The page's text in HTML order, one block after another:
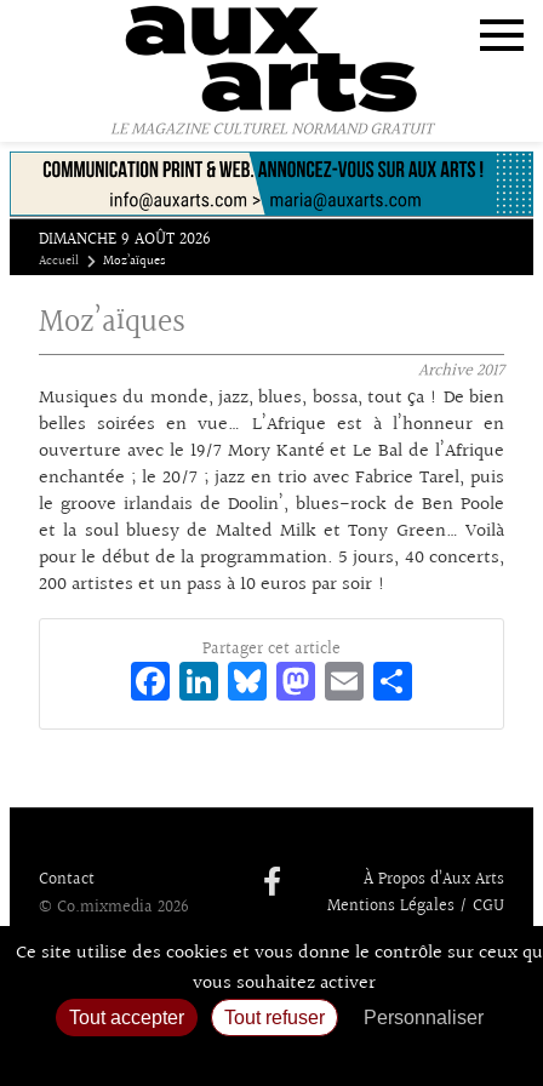
LE MAGAZINE CULTUREL NORMAND GRATUIT
DIMANCHE 9 AOÛT 2026
Accueil Moz’aïques
Moz’aïques
Archive2017
Musiques du monde, jazz, blues, bossa, tout ça ! De bien
belles soirées en vue… L’Afrique est à l’honneur en
ouverture avec le 19/7 Mory Kanté et Le Bal de l’Afrique
enchantée ; le 20/7 ; jazz en trio avec Fabrice Tarel, puis
le groove irlandais de Doolin’, blues-rock de Ben Poole
et la soul bluesy de Malted Milk et Tony Green… Voilà
pour le début de la programmation. 5 jours, 40 concerts,
200 artistes et un pass à 10 euros par soir !
Partager cet article
Fa
ce
o
Li
n
dI
Bl
ue
y
M
as
d
E
m
l
rt
er
Contact
© Co.mixmedia 2026
À Propos d’Aux Arts
Mentions Légales / CGU
Panneau de gestion des cookies
Ce site utilise des cookies et vous donne le contrôle sur ceux
vous souhaitez activer
Tout accepter Tout refuser
Personnaliser